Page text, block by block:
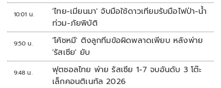
10:01 น.
'ไทย-เมียนมา' จับมือใช้ดาวเทียมรับมือไฟป่า-น้ำ
ท่วม-ภัยพิบัติ
9:50 น.
'โค้ชหมี' ติงลูกทีมข้อผิดพลาดเพียบ หลังพ่าย
'รัสเซีย' ยับ
9:48 น.
ฟุตซอลไทย พ่าย รัสเซีย 1-7 จบอันดับ 3 โต๊ะ
เล็กคอนติเนทัล 2026